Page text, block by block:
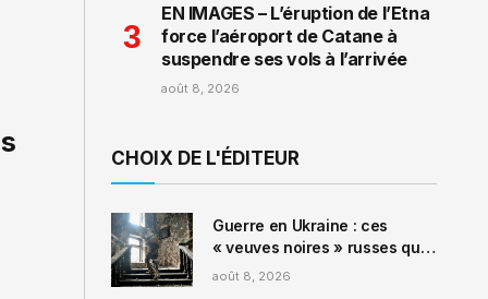
EN IMAGES – L’éruption de l’Etna
force l’aéroport de Catane à
suspendre ses vols à l’arrivée
août 8, 2026
CHOIX DE L'ÉDITEUR
Guerre en Ukraine : ces
« veuves noires » russes qui
épousent des soldats pour
août 8, 2026